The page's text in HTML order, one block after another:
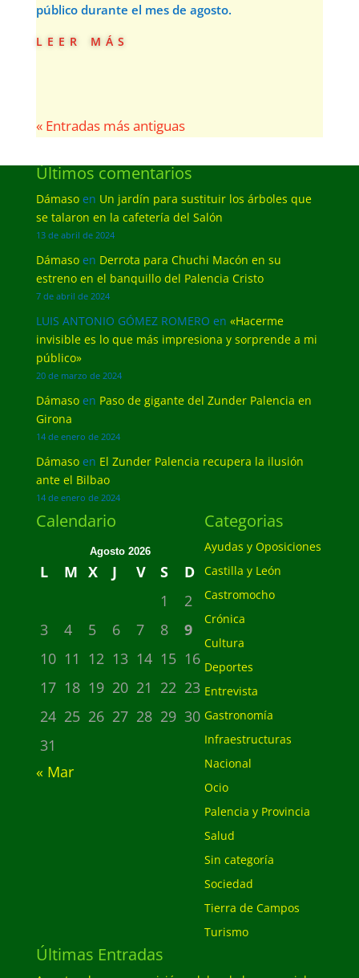
público durante el mes de agosto.
leer más
« Entradas más antiguas
Últimos comentarios
Dámasoen Un jardín para sustituir los árboles que
se talaron en la cafetería del Salón
13 de abril de 2024
Dámasoen Derrota para Chuchi Macón en su
estreno en el banquillo del Palencia Cristo
7 de abril de 2024
LUIS ANTONIO GÓMEZ ROMERO en «Hacerme
invisible es lo que más impresiona y sorprende a mi
público»
20 de marzo de 2024
Dámasoen Paso de gigante del Zunder Palencia en
Girona
14 de enero de 2024
Dámasoen El Zunder Palencia recupera la ilusión
ante el Bilbao
14 de enero de 2024
Calendario
Agosto 2026
L M X J V S
D
1
2
3
4 5 6 7 8
9
10 11 12 13 14 15 16
17 18 19 20 21 22 23
24 25 26 27 28 29 30
31
« Mar
Categorias
Ayudas y Oposiciones
Castilla y León
Castromocho
Crónica
Cultura
Deportes
Entrevista
Gastronomía
Infraestructuras
Nacional
Ocio
Palencia y Provincia
Salud
Sin categoría
Sociedad
Tierra de Campos
Turismo
Últimas Entradas